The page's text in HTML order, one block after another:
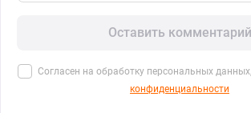
Оставить комментарий
Согласен на обработку персональных
конфиденциальности